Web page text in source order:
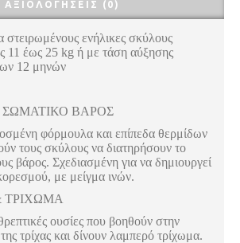
ΑΞΙΟΛΟΓΉΣΕΙΣ (0)
στειρωμένους ενήλικες σκύλους
11 έως 25 kg ή με τάση αύξησης
12 μηνών
ΣΩΜΑΤΙΚΟ ΒΑΡΟΣ
φόρμουλα και επίπεδα θερμίδων
τους σκύλους να διατηρήσουν το
βάρος. Σχεδιασμένη για να δημιουργεί
με μείγμα ινών.
ΤΡΙΧΩΜΑ
ουσίες που βοηθούν στην
τρίχας και δίνουν λαμπερό τρίχωμα.